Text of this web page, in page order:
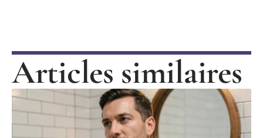
Articles similaires